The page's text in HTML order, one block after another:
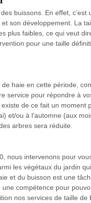
buissons. En effet,
son développement. La
plus faibles, ce qui veut
pour une taille
haie en cette période,
service pour répondre à
de ce fait un
et/ou à l’automne (aux
arbres sera réduite.
nous intervenons pour
les végétaux du jardin
et du buisson est une
compétence pour
nos services de taille de